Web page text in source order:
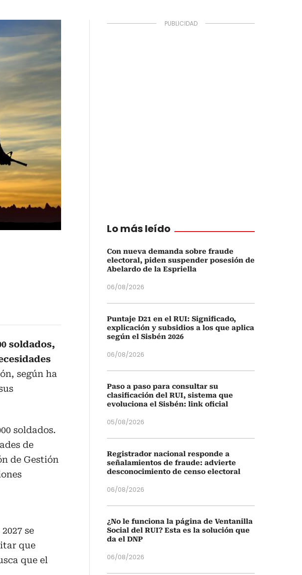
soldados,
según ha
soldados.
de
de Gestión
se
que
que el
Lo más leído
Con nueva demanda sobre fraude
electoral, piden suspender posesión de
Abelardo de la Espriella
06/08/2026
Puntaje D21 en el RUI: Significado,
explicación y subsidios a los que aplica
según el Sisbén 2026
06/08/2026
Paso a paso para consultar su
clasificación del RUI, sistema que
evoluciona el Sisbén: link oficial
05/08/2026
Registrador nacional responde a
señalamientos de fraude: advierte
desconocimiento de censo electoral
06/08/2026
¿No le funciona la página de Ventanilla
Social del RUI? Esta es la solución que
da el DNP
06/08/2026